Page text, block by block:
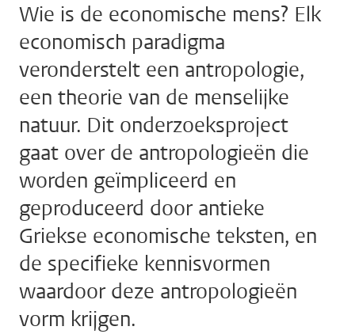
Wie is de economische mens? Elk
economisch paradigma
veronderstelt een antropologie,
een theorie van de menselijke
natuur. Dit onderzoeksproject
gaat over de antropologieën die
worden geïmpliceerd en
geproduceerd door antieke
Griekse economische teksten, en
de specifieke kennisvormen
waardoor deze antropologieën
vorm krijgen.